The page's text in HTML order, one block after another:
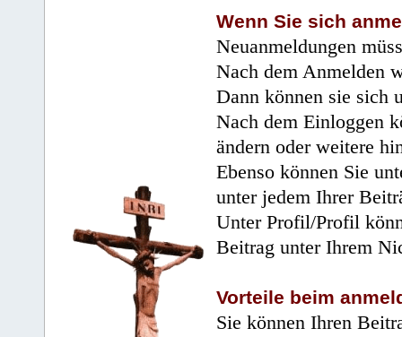
Wenn Sie sich
Neuanmeldungen
Nach dem Anmelden
Dann können sie sich
Nach dem Einloggen
ändern oder weitere
Ebenso können Sie
unter jedem Ihrer
Unter Profil/Profil
Beitrag unter Ihrem
Vorteile beim
Sie können Ihren